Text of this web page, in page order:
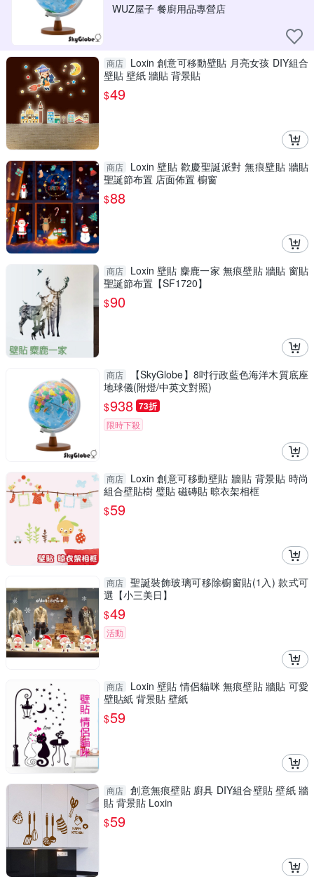
WUZ屋子 餐廚用品專營店
商店
Loxin 創意可移動壁貼 月亮女孩 DIY組合
壁貼 壁紙 牆貼 背景貼
$49
商店
Loxin 壁貼 歡慶聖誕派對 無痕壁貼 牆貼
聖誕節布置 店面佈置 櫥窗
$88
商店
Loxin 壁貼 麋鹿一家 無痕壁貼 牆貼 窗貼
聖誕節布置【SF1720】
$90
商店
【SkyGlobe】8吋行政藍色海洋木質底座
地球儀(附燈/中英文對照)
$938 73折
限時下殺
商店
Loxin 創意可移動壁貼 牆貼 背景貼 時尚
組合壁貼樹 璧貼 磁磚貼 晾衣架相框
$59
商店 聖誕裝飾玻璃可移除櫥窗貼(1入) 款式可
選【小三美日】
$49
活動
商店
Loxin 壁貼 情侶貓咪 無痕壁貼 牆貼 可愛
壁貼紙 背景貼 壁紙
$59
商店 創意無痕壁貼 廚具 DIY組合壁貼 壁紙 牆
貼 背景貼 Loxin
$59